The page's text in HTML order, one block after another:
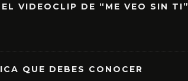
VIDEOCLIP DE “ME VEO SIN TI”
QUE DEBES CONOCER